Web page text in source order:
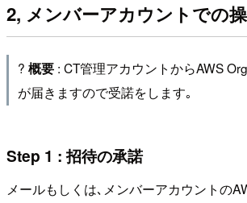
2, メンバーアカウントでの
? 概要: CT管理アカウントからAWS
が届きますので受諾をします｡
Step 1 : 招待の承諾
メールもしくは､メンバーアカウントの